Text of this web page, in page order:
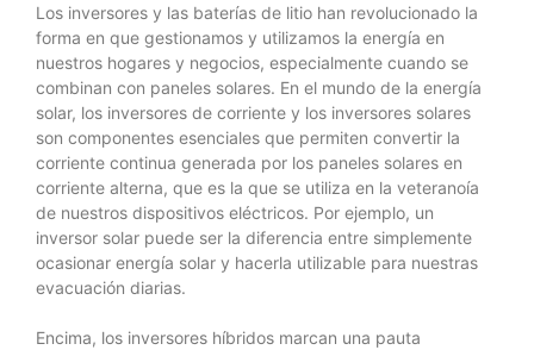
Los inversores y las baterías de litio han revolucionado la
forma en que gestionamos y utilizamos la energía en
nuestros hogares y negocios, especialmente cuando se
combinan con paneles solares. En el mundo de la energía
solar, los inversores de corriente y los inversores solares
son componentes esenciales que permiten convertir la
corriente continua generada por los paneles solares en
corriente alterna, que es la que se utiliza en la veteranoía
de nuestros dispositivos eléctricos. Por ejemplo, un
inversor solar puede ser la diferencia entre simplemente
ocasionar energía solar y hacerla utilizable para nuestras
evacuación diarias.
Encima, los inversores híbridos marcan una pauta